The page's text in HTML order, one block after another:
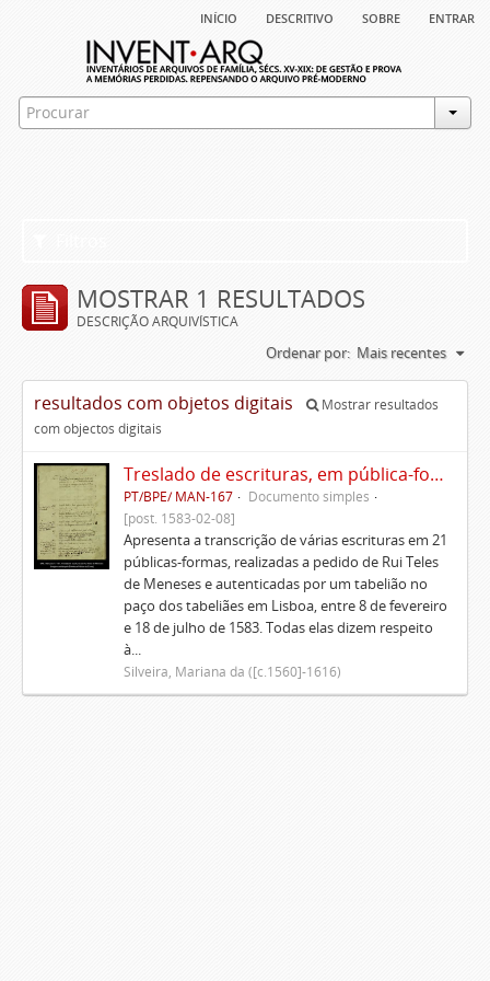
início descritivo sobre entrar
MOSTRAR 1 RESULTADOS
DESCRIÇÃO ARQUIVÍSTICA
Ordenar por: Mais recentes
resultados com objetos digitais
Mostrar resultados
com objectos digitais
Treslado de escrituras, em pública-forma, de Rui Teles de Meneses
PT/BPE/ MAN-167
Documento simples
[post. 1583-02-08]
Apresenta a transcrição de várias escrituras em 21
públicas-formas, realizadas a pedido de Rui Teles
de Meneses e autenticadas por um tabelião no
paço dos tabeliães em Lisboa, entre 8 de fevereiro
e 18 de julho de 1583. Todas elas dizem respeito
à...
Silveira, Mariana da ([c.1560]-1616)